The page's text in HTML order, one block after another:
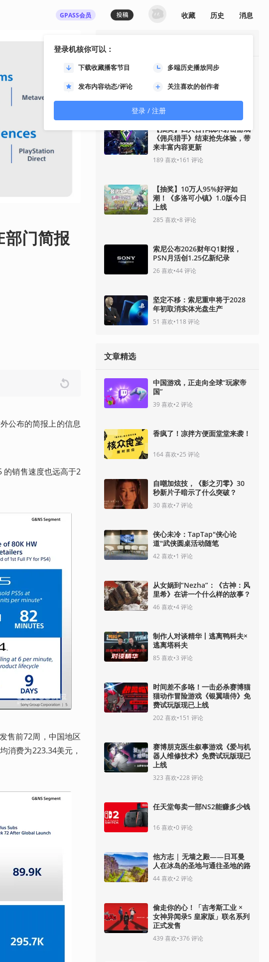
GPASS会员
登录机核你可以：
下载收藏播客节目 多端历史播放同步
发布内容动态/评论 关注喜欢的创作者
登录 / 注册
收藏 历史 消息
部门简报
公布的简报上的信息
的销售速度也远高于2
售前72周，中国地区
消费为223.34美元，
最热资讯
《影之刃零》8月12日开启预
晓！
93喜欢•33评论
【抽奖】四人合作战术射击游戏
《佣兵猎手》结束抢先体验，带
来丰富内容更新
189 喜欢•161 评论
【抽奖】10万人95%好评如
潮！《多洛可小镇》1.0版今日
上线
285 喜欢•8 评论
索尼公布2026财年Q1财报，
PSN月活创1.25亿新纪录
26喜欢•44评论
坚定不移：索尼重申将于2028
年初取消实体光盘生产
51 喜欢•118 评论
文章精选
中国游戏，正走向全球“玩家帝
国”
39 喜欢•2 评论
香疯了！凉拌方便面堂堂来袭！
164喜欢•25 评论
自嘲加炫技，《影之刃零》30
秒新片子暗示了什么突破？
30喜欢•7评论
侠心未冷：TapTap"侠心论
道"武侠圆桌活动随笔
42 喜欢•1 评论
从女娲到“Nezha”：《古神：风
里希》在讲一个什么样的故事？
46喜欢•4评论
制作人对谈精华丨逃离鸭科夫×
逃离塔科夫
85 喜欢•3 评论
时间差不多咯！一击必杀赛博猫
猫动作冒险游戏《银翼喵侍》免
费试玩版现已上线
202 喜欢•151 评论
赛博朋克医生叙事游戏《爱与机
器人维修技术》免费试玩版现已
上线
323 喜欢•228 评论
任天堂每卖一部NS2能赚多少钱
16喜欢•0评论
他方志 | 无墙之殿——日耳曼
人在冰岛的圣地与通往圣地的路
44喜欢•2 评论
偷走你的心！「吉考斯工业 ×
女神异闻录5 皇家版」联名系列
正式发售
439 喜欢•376评论